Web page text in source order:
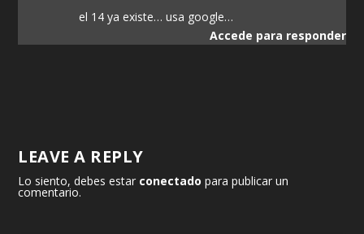
el 14 ya existe… usa google…
Accede para responder
LEAVE A REPLY
Lo siento, debes estar conectado para publicar un
comentario.